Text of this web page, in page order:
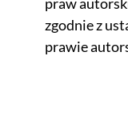
zgodnie z
prawie